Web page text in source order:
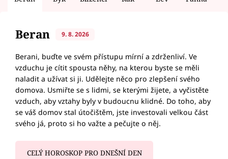
Beran 9. 8. 2026
Berani, buďte ve svém přístupu mírní a zdrženliví. Ve
vzduchu je cítit spousta něhy, na kterou byste se měli
naladit a užívat si ji. Udělejte něco pro zlepšení svého
domova. Usmiřte se s lidmi, se kterými žijete, a vyčistěte
vzduch, aby vztahy byly v budoucnu klidné. Do toho, aby
se váš domov stal útočištěm, jste investovali velkou část
svého já, proto si ho važte a pečujte o něj.
CELÝ HOROSKOP PRO DNEŠNÍ DEN